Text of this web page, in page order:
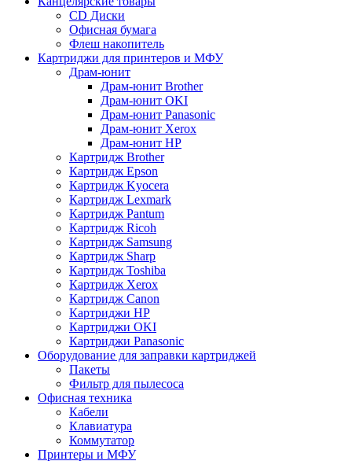
CD Диски
Офисная бумага
Флеш накопитель
Картриджи для принтеров и МФУ
Драм-юнит
Драм-юнит Brother
Драм-юнит OKI
Драм-юнит Panasonic
Драм-юнит Xerox
Драм-юнит НР
Картридж Brother
Картридж Epson
Картридж Kyocera
Картридж Lexmark
Картридж Pantum
Картридж Ricoh
Картридж Samsung
Картридж Sharp
Картридж Toshiba
Картридж Xerox
Картридж Сanon
Картриджи HP
Картриджи OKI
Картриджи Panasonic
Оборудование для заправки картриджей
Пакеты
Фильтр для пылесоса
Офисная техника
Кабели
Клавиатура
Коммутатор
Принтеры и МФУ